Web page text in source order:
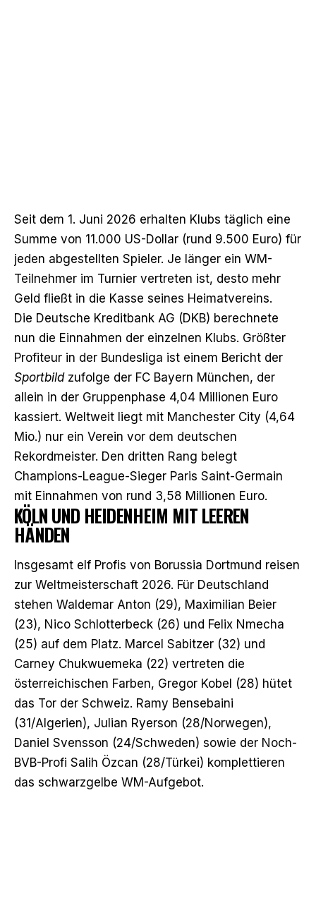
Seit dem 1. Juni 2026 erhalten Klubs täglich eine
Summe von 11.000 US-Dollar (rund 9.500 Euro) für
jeden abgestellten Spieler. Je länger ein WM-
Teilnehmer im Turnier vertreten ist, desto mehr
Geld fließt in die Kasse seines Heimatvereins.
Die Deutsche Kreditbank AG (DKB) berechnete
nun die Einnahmen der einzelnen Klubs. Größter
Profiteur in der Bundesliga ist einem Bericht der
Sportbildzufolge der FC Bayern München, der
allein in der Gruppenphase 4,04 Millionen Euro
kassiert. Weltweit liegt mit Manchester City (4,64
Mio.) nur ein Verein vor dem deutschen
Rekordmeister. Den dritten Rang belegt
Champions-League-Sieger Paris Saint-Germain
mit Einnahmen von rund 3,58 Millionen Euro.
KÖLN UND HEIDENHEIM MIT LEEREN
HÄNDEN
Insgesamt elf Profis von Borussia Dortmund reisen
zur Weltmeisterschaft 2026. Für Deutschland
stehen Waldemar Anton (29), Maximilian Beier
(23), Nico Schlotterbeck (26) und Felix Nmecha
(25) auf dem Platz. Marcel Sabitzer (32) und
Carney Chukwuemeka (22) vertreten die
österreichischen Farben, Gregor Kobel (28) hütet
das Tor der Schweiz. Ramy Bensebaini
(31/Algerien), Julian Ryerson (28/Norwegen),
Daniel Svensson (24/Schweden) sowie der Noch-
BVB-Profi Salih Özcan (28/Türkei) komplettieren
das schwarzgelbe WM-Aufgebot.